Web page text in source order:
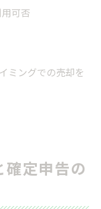
可否
ミングでの売却を
定申告の